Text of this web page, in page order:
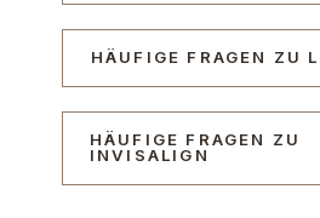
HÄUFIGE FRAGEN ZU
HÄUFIGE FRAGEN ZU
INVISALIGN